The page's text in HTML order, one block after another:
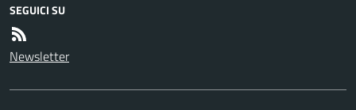
SEGUICI SU
Newsletter